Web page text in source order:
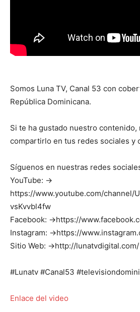
Somos Luna TV, Canal 53 con
República Dominicana.
Si te ha gustado nuestro contenido,
compartirlo en tus redes sociales y
Síguenos en nuestras redes
YouTube: →
https://www.youtube.com/channel/
vsKvvbl4fw
Facebook: →https://
Instagram: →https://
Sitio Web: →http://lunatvdigital.com/
#Lunatv #Canal53
Enlace del video